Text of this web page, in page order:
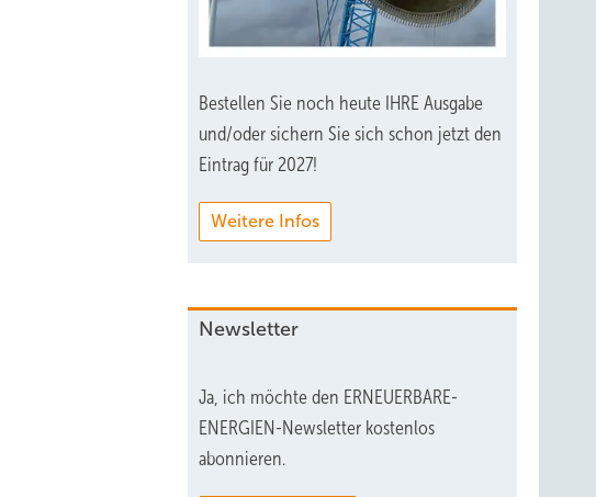
Bestellen Sie noch heute IHRE Ausgabe
und/oder sichern Sie sich schon jetzt den
Eintrag für 2027!
Weitere Infos
Newsletter
Ja, ich möchte den ERNEUERBARE-
ENERGIEN-Newsletter kostenlos
abonnieren.